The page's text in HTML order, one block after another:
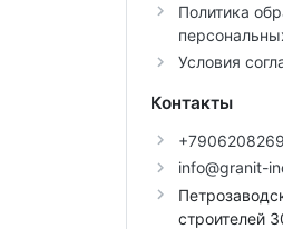
Политика
Условия
Контакты
info@granit-
строителей